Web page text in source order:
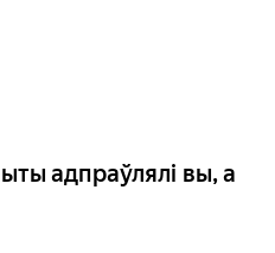
адпраўлялі вы, а